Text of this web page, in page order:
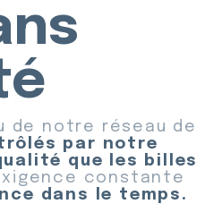
de notre réseau de
par notre
que les billes
constante
dans le temps.